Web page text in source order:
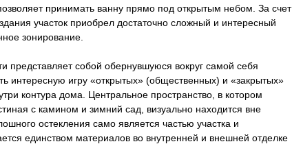
принимать ванну прямо под открытым небом. За счет
участок приобрел достаточно сложный и интересный
зонирование.
представляет собой обернувшуюся вокруг самой себя
интересную игру «открытых» (общественных) и «закрытых»
контура дома. Центральное пространство, в котором
с камином и зимний сад, визуально находится вне
остекления само является частью участка и
единством материалов во внутренней и внешней отделке